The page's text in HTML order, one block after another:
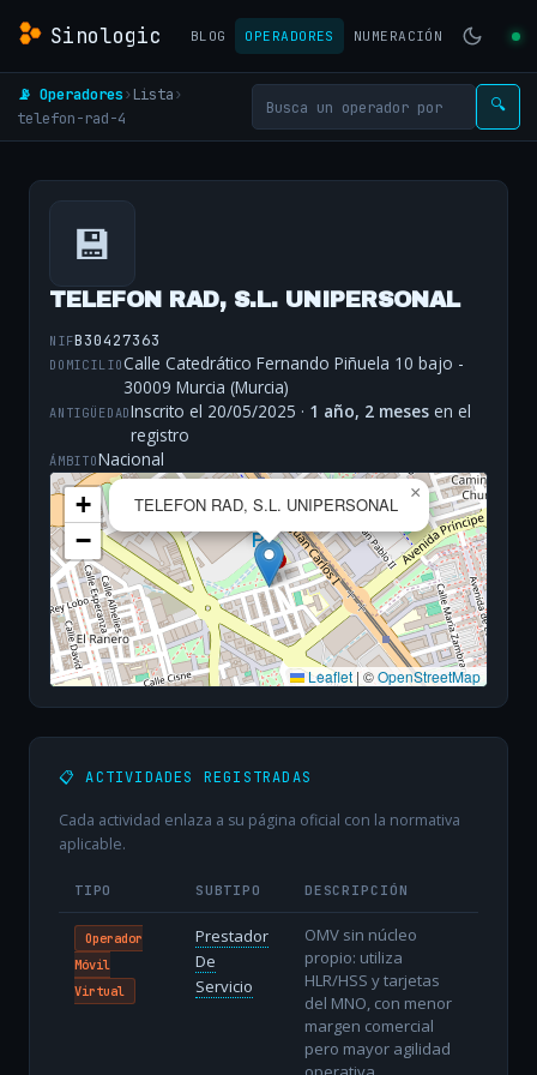
Sinologic BLOG OPERADORES NUMERACIÓN
📡 Operadores› Lista›
telefon-rad-4
🔍
💾
TELEFON RAD, S.L. UNIPERSONAL
NIFB30427363
DOMICILIOCalle Catedrático Fernando Piñuela 10 bajo -
30009 Murcia (Murcia)
ANTIGÜEDADInscrito el 20/05/2025 · 1 año, 2 meses en el
registro
ÁMBITONacional
TELEFON RAD, S.L. UNIPERSONAL
×
+
−
Leaflet | ©OpenStreetMap
📋 ACTIVIDADES REGISTRADAS
Cada actividad enlaza a su página oficial con la normativa
aplicable.
TIPO SUBTIPO DESCRIPCIÓN
Operador
Móvil
Virtual
Prestador
De
Servicio
OMV sin núcleo
propio: utiliza
HLR/HSS y tarjetas
del MNO, con menor
margen comercial
pero mayor agilidad